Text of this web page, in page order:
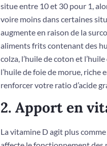
situe entre 10 et 30 pour 1,
voire moins dans certaines
augmente en raison de la
aliments frits contenant des
colza, l’huile de coton et
l’huile de foie de morue, riche
renforcer votre ratio d’acide
2. Apport en
La vitamine D agit plus